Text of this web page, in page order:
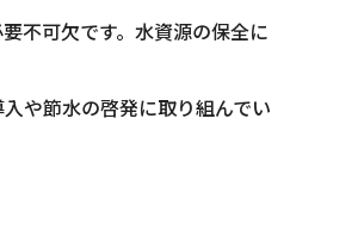
不可欠です。水資源の保全に
や節水の啓発に取り組んでい